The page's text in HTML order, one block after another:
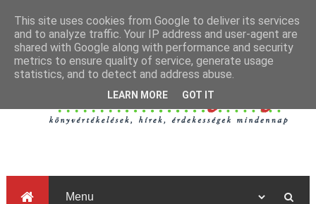
This site uses cookies from Google to deliver its services
and to analyze traffic. Your IP address and user-agent are
shared with Google along with performance and security
metrics to ensure quality of service, generate usage
statistics, and to detect and address abuse.
LEARN MORE GOT IT